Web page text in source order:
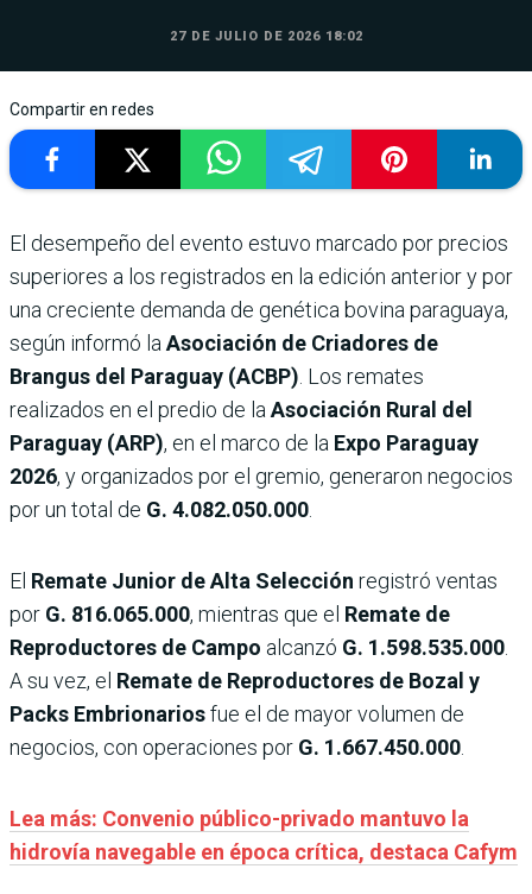
27 DE JULIO DE 2026 18:02
Compartir en redes
El desempeño del evento estuvo marcado por precios
superiores a los registrados en la edición anterior y por
una creciente demanda de genética bovina paraguaya,
según informó laAsociación de Criadores de
Brangus del Paraguay (ACBP). Los remates
realizados en el predio de laAsociación Rural del
Paraguay (ARP), en el marco de la Expo Paraguay
2026, y organizados por el gremio, generaron negocios
por un total de G. 4.082.050.000.
El Remate Junior de Alta Selección registró ventas
por G. 816.065.000, mientras que el Remate de
Reproductores de Campo alcanzó G. 1.598.535.000.
A su vez, el Remate de Reproductores de Bozal y
Packs Embrionariosfue el de mayor volumen de
negocios, con operaciones por G. 1.667.450.000.
Lea más: Convenio público-privado mantuvo la
hidrovía navegable en época crítica, destaca Cafym